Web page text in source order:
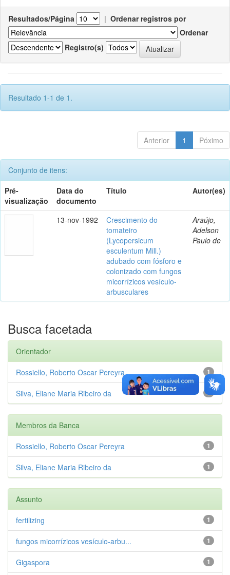
Resultados/Página | Ordenar registros por
Ordenar
Registro(s)
Resultado 1-1 de 1.
Anterior 1 Póximo
Conjunto de itens:
Pré-
visualização
Data do
documento
Título Autor(es)
13-nov-1992
Crescimento do
tomateiro
(Lycopersicum
esculentum Mill.)
adubado com fósforo e
colonizado com fungos
micorrízicos vesículo-
arbusculares
Araújo,
Adelson
Paulo de
Busca facetada
Orientador
1
Rossiello, Roberto Oscar Pereyra
1
Silva, Eliane Maria Ribeiro da
Membros da Banca
1
Rossiello, Roberto Oscar Pereyra
1
Silva, Eliane Maria Ribeiro da
Assunto
1
fertilizing
1
fungos micorrízicos vesículo-arbu...
1
Gigaspora